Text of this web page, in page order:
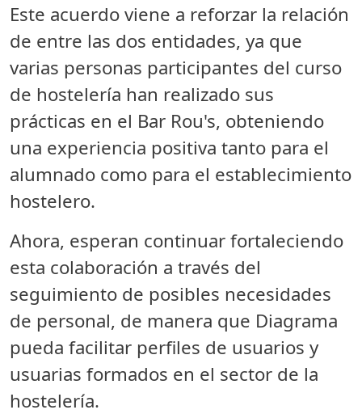
Este acuerdo viene a reforzar la relación
de entre las dos entidades, ya que
varias personas participantes del curso
de hostelería han realizado sus
prácticas en el Bar Rou's, obteniendo
una experiencia positiva tanto para el
alumnado como para el establecimiento
hostelero.
Ahora, esperan continuar fortaleciendo
esta colaboración a través del
seguimiento de posibles necesidades
de personal, de manera que Diagrama
pueda facilitar perfiles de usuarios y
usuarias formados en el sector de la
hostelería.